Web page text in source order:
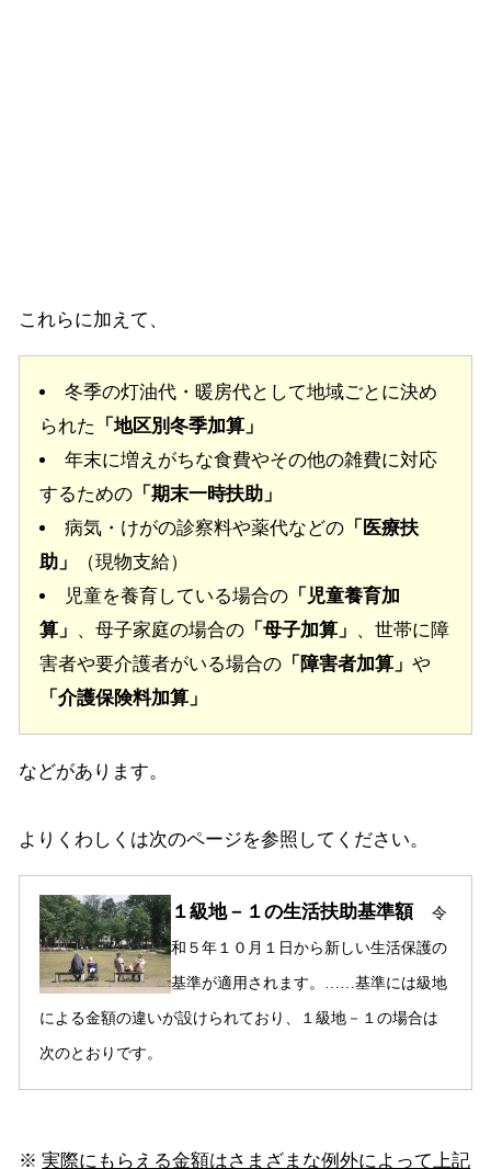
これらに加えて、
冬季の灯油代・暖房代として地域ごとに決め
られた 「地区別冬季加算」
年末に増えがちな食費やその他の雑費に対応
するための「期末一時扶助」
病気・けがの診察料や薬代などの「医療扶
助」
（現物支給）
児童を養育している場合の「児童養育加
算」 、母子家庭の場合の「母子加算」 、世帯に障
害者や要介護者がいる場合の「障害者加算」 や
「介護保険料加算」
などがあります。
よりくわしくは次のページを参照してください。
１級地－１の生活扶助基準額
令
和５年１０月１日から新しい生活保護の
基準が適用されます。……基準には級地
による金額の違いが設けられており、１級地－１の場合は
次のとおりです。
※実際にもらえる金額はさまざまな例外によって上記